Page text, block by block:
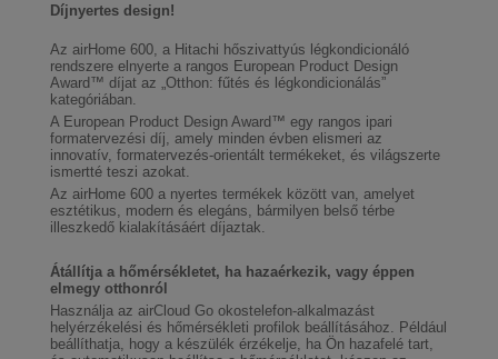
Díjnyertes design!
Az airHome 600, a Hitachi hőszivattyús légkondicionáló
rendszere elnyerte a rangos European Product Design
Award™ díjat az „Otthon: fűtés és légkondicionálás”
kategóriában.
A European Product Design Award™ egy rangos ipari
formatervezési díj, amely minden évben elismeri az
innovatív, formatervezés-orientált termékeket, és világszerte
ismertté teszi azokat.
Az airHome 600 a nyertes termékek között van, amelyet
esztétikus, modern és elegáns, bármilyen belső térbe
illeszkedő kialakításáért díjaztak.
Átállítja a hőmérsékletet, ha hazaérkezik, vagy éppen
elmegy otthonról
Használja az airCloud Go okostelefon-alkalmazást
helyérzékelési és hőmérsékleti profilok beállításához. Például
beállíthatja, hogy a készülék érzékelje, ha Ön hazafelé tart,